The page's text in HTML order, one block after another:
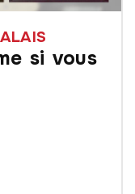
si vous